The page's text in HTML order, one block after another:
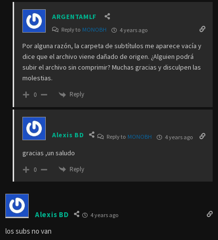
ARGENTAMLF
Reply to MONOBH 4 years ago
Por alguna razón, la carpeta de subtítulos me aparece vacía y
dice que el archivo viene dañado de origen. ¿Alguien podrá
subir el archivo sin comprimir? Muchas gracias y disculpen las
molestias.
0 Reply
Alexis BD Reply to MONOBH 4 years ago
gracias ,un saludo
0 Reply
Alexis BD 4 years ago
los subs no van